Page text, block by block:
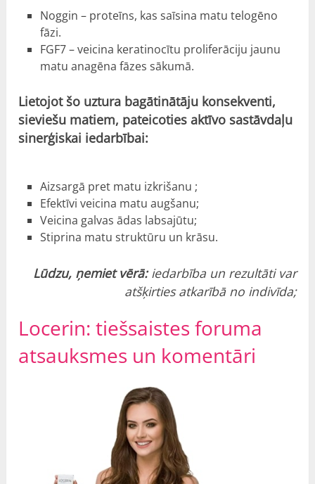
Noggin – proteīns, kas saīsina matu telogēno
fāzi.
FGF7 – veicina keratinocītu proliferāciju jaunu
matu anagēna fāzes sākumā.
Lietojot šo uztura bagātinātāju konsekventi,
sieviešu matiem, pateicoties aktīvo sastāvdaļu
sinerģiskai iedarbībai:
Aizsargā pret matu izkrišanu ;
Efektīvi veicina matu augšanu;
Veicina galvas ādas labsajūtu;
Stiprina matu struktūru un krāsu.
Lūdzu, ņemiet vērā:iedarbība un rezultāti var
atšķirties atkarībā no indivīda;
Locerin: tiešsaistes foruma
atsauksmes un komentāri